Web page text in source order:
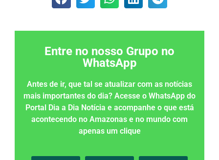
Entre no nosso Grupo no
WhatsApp
Antes de ir, que tal se atualizar com as notícias
mais importantes do dia? Acesse o WhatsApp do
Portal Dia a Dia Notícia e acompanhe o que está
acontecendo no Amazonas e no mundo com
apenas um clique